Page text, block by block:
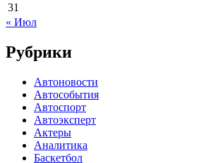
31
« Июл
Рубрики
Автоновости
Автособытия
Автоспорт
Автоэксперт
Актеры
Аналитика
Баскетбол